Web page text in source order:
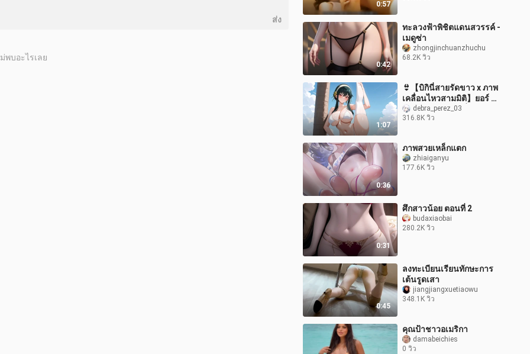
0:57
0:42
ทะลวงฟ้าพิชิตแดนสวรรค์ -
เมดูซ่า
zhongjinchuanzhuchu
68.2K วิว
1:07
👙【บิกินี่สายรัดขาว x ภาพ
เคลื่อนไหวสามมิติ】ยอร์ แบ
ลร์ | สปาย x แฟมิลี่
debra_perez_03
316.8K วิว
0:36
ภาพสวยเหล็กแตก
zhiaiganyu
177.6K วิว
0:31
ศึกสาวน้อย ตอนที่ 2
budaxiaobai
280.2K วิว
0:45
ลงทะเบียนเรียนทักษะการ
เต้นรูดเสา
jiangjiangxuetiaowu
348.1K วิว
คุณป้าชาวอเมริกา
damabeichies
0 วิว
ส่ง
พบอะไรเลย